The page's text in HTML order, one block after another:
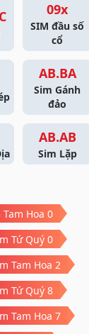
09x
SIM đầu số
cổ
AB.BA
Sim Gánh
đảo
AB.AB
Sim Lặp
Tam Hoa 0
Tứ Quý 0
Tam Hoa 2
Tứ Quý 8
Tam Hoa 7